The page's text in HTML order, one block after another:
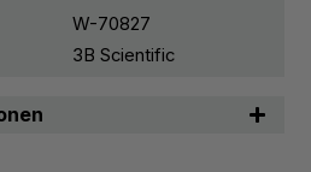
W-70827
3B Scientific